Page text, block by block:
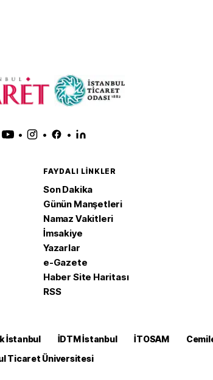
• • •
FAYDALI LINKLER
Son Dakika
Günün Manşetleri
Namaz Vakitleri
İmsakiye
Yazarlar
e-Gazete
Haber Site Haritası
RSS
İstanbul İDTM İstanbul İTOSAM
Ticaret Üniversitesi